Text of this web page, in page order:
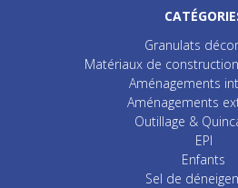
Granulats
Matériaux de
Aménagements
Aménagements
Outillage &
EPI
Enfants
Sel de